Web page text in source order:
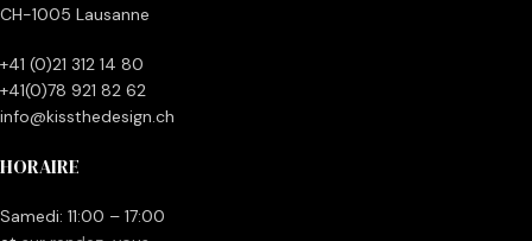
CH-1005 Lausanne
+41 (0)21 312 14 80
+41(0)78 921 82 62
info@kissthedesign.ch
HORAIRE
Samedi: 11:00 – 17:00